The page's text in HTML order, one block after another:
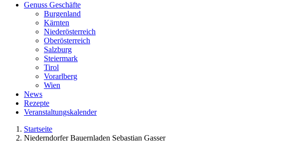
Genuss Geschäfte
Burgenland
Kärnten
Niederösterreich
Oberösterreich
Salzburg
Steiermark
Tirol
Vorarlberg
Wien
News
Rezepte
Veranstaltungskalender
Startseite
Niederndorfer Bauernladen Sebastian Gasser